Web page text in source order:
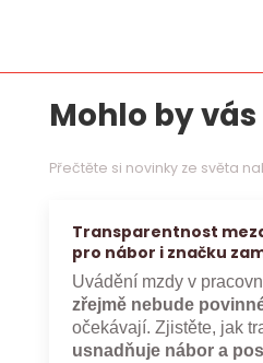
Mohlo by vás
Přečtěte si novinky ze světa
Transparentnost
pro nábor i značku
Uvádění mzdy v
zřejmě nebude
očekávají. Zjistěte, jak
usnadňuje nábor a